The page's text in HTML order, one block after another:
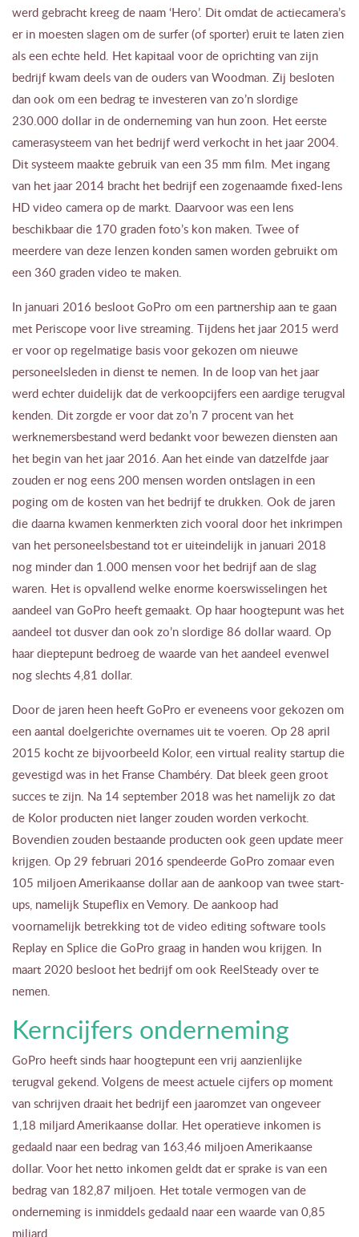
werd gebracht kreeg de naam ‘Hero’. Dit omdat de actiecamera’s
er in moesten slagen om de surfer (of sporter) eruit te laten zien
als een echte held. Het kapitaal voor de oprichting van zijn
bedrijf kwam deels van de ouders van Woodman. Zij besloten
dan ook om een bedrag te investeren van zo’n slordige
230.000 dollar in de onderneming van hun zoon. Het eerste
camerasysteem van het bedrijf werd verkocht in het jaar 2004.
Dit systeem maakte gebruik van een 35 mm film. Met ingang
van het jaar 2014 bracht het bedrijf een zogenaamde fixed-lens
HD video camera op de markt. Daarvoor was een lens
beschikbaar die 170 graden foto’s kon maken. Twee of
meerdere van deze lenzen konden samen worden gebruikt om
een 360 graden video te maken.
In januari 2016 besloot GoPro om een partnership aan te gaan
met Periscope voor live streaming. Tijdens het jaar 2015 werd
er voor op regelmatige basis voor gekozen om nieuwe
personeelsleden in dienst te nemen. In de loop van het jaar
werd echter duidelijk dat de verkoopcijfers een aardige terugval
kenden. Dit zorgde er voor dat zo’n 7 procent van het
werknemersbestand werd bedankt voor bewezen diensten aan
het begin van het jaar 2016. Aan het einde van datzelfde jaar
zouden er nog eens 200 mensen worden ontslagen in een
poging om de kosten van het bedrijf te drukken. Ook de jaren
die daarna kwamen kenmerkten zich vooral door het inkrimpen
van het personeelsbestand tot er uiteindelijk in januari 2018
nog minder dan 1.000 mensen voor het bedrijf aan de slag
waren. Het is opvallend welke enorme koerswisselingen het
aandeel van GoPro heeft gemaakt. Op haar hoogtepunt was het
aandeel tot dusver dan ook zo’n slordige 86 dollar waard. Op
haar dieptepunt bedroeg de waarde van het aandeel evenwel
nog slechts 4,81 dollar.
Door de jaren heen heeft GoPro er eveneens voor gekozen om
een aantal doelgerichte overnames uit te voeren. Op 28 april
2015 kocht ze bijvoorbeeld Kolor, een virtual reality startup die
gevestigd was in het Franse Chambéry. Dat bleek geen groot
succes te zijn. Na 14 september 2018 was het namelijk zo dat
de Kolor producten niet langer zouden worden verkocht.
Bovendien zouden bestaande producten ook geen update meer
krijgen. Op 29 februari 2016 spendeerde GoPro zomaar even
105 miljoen Amerikaanse dollar aan de aankoop van twee start-
ups, namelijk Stupeflix en Vemory. De aankoop had
voornamelijk betrekking tot de video editing software tools
Replay en Splice die GoPro graag in handen wou krijgen. In
maart 2020 besloot het bedrijf om ook ReelSteady over te
nemen.
Kerncijfers onderneming
GoPro heeft sinds haar hoogtepunt een vrij aanzienlijke
terugval gekend. Volgens de meest actuele cijfers op moment
van schrijven draait het bedrijf een jaaromzet van ongeveer
1,18 miljard Amerikaanse dollar. Het operatieve inkomen is
gedaald naar een bedrag van 163,46 miljoen Amerikaanse
dollar. Voor het netto inkomen geldt dat er sprake is van een
bedrag van 182,87 miljoen. Het totale vermogen van de
onderneming is inmiddels gedaald naar een waarde van 0,85
miljard.